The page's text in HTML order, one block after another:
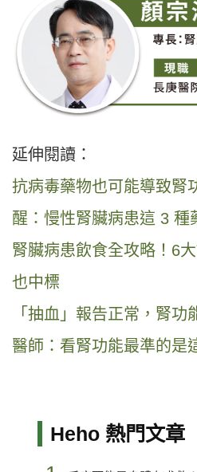
延伸閱讀：
抗病毒藥物也可能導致腎
醒：慢性腎臟病患這 3 種
腎臟病患飲食全攻略！6
也中標
「抽血」報告正常，腎
醫師：看腎功能最準的是
Heho 熱門文章